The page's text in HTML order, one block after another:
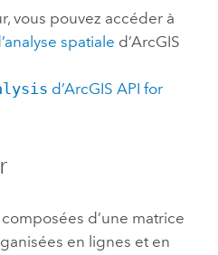
vous pouvez accéder à
spatiale d’ArcGIS
d’ArcGIS API for
d’une matrice
en lignes et en